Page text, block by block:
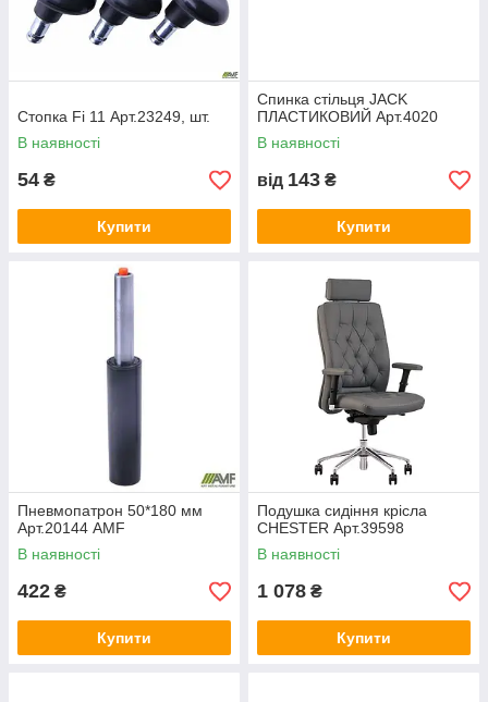
Стопка Fi 11 Арт.23249, шт.
В наявності
54 ₴
Купити
Спинка стільця JACK
ПЛАСТИКОВИЙ Арт.4020
В наявності
від 143 ₴
Купити
Пневмопатрон 50*180 мм
Арт.20144 AMF
В наявності
422 ₴
Купити
Подушка сидіння крісла
CHESTER Арт.39598
В наявності
1 078 ₴
Купити